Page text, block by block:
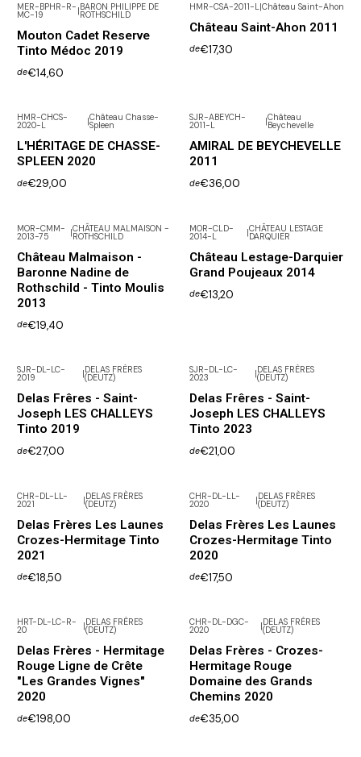
MER-BPHR-R-
MC-19 |BARON PHILIPPE DE
ROTHSCHILD
Mouton Cadet Reserve
Tinto Médoc 2019
de€14,60
HMR-CSA-2011-L|Château Saint-Ahon
Château Saint-Ahon 2011
de€17,30
HMR-CHCS-
2020-L
Château Chasse-
Spleen
L'HÉRITAGE DE CHASSE-
SPLEEN 2020
de€29,00
SJR-ABEYCH-
2011-L |Château
Beychevelle
AMIRAL DE BEYCHEVELLE
2011
de€36,00
MOR-CMM-
2013-75 |CHÂTEAU MALMAISON -
ROTHSCHILD
Château Malmaison -
Baronne Nadine de
Rothschild - Tinto Moulis
2013
de€19,40
MOR-CLD-
2014-L |CHÂTEAU LESTAGE
DARQUIER
Château Lestage-Darquier
Grand Poujeaux 2014
de€13,20
Não Disponível
SJR-DL-LC-
2019
DELAS FRÈRES
(DEUTZ)
Delas Frêres - Saint-
Joseph LES CHALLEYS
Tinto 2019
de€27,00
SJR-DL-LC-
2023
DELAS FRÈRES
(DEUTZ)
Delas Frêres - Saint-
Joseph LES CHALLEYS
Tinto 2023
de€21,00
Não Disponível
CHR-DL-LL-
2021 |DELAS FRÈRES
(DEUTZ)
Delas Frères Les Launes
Crozes-Hermitage Tinto
2021
de€18,50
Não Disponível
CHR-DL-LL-
2020 |DELAS FRÈRES
(DEUTZ)
Delas Frères Les Launes
Crozes-Hermitage Tinto
2020
de€17,50
HRT-DL-LC-R-
20 |DELAS FRÈRES
(DEUTZ)
Delas Frères - Hermitage
Rouge Ligne de Crête
"Les Grandes Vignes"
2020
de€198,00
CHR-DL-DGC-
2020
DELAS FRÈRES
(DEUTZ)
Delas Frères - Crozes-
Hermitage Rouge
Domaine des Grands
Chemins 2020
de€35,00